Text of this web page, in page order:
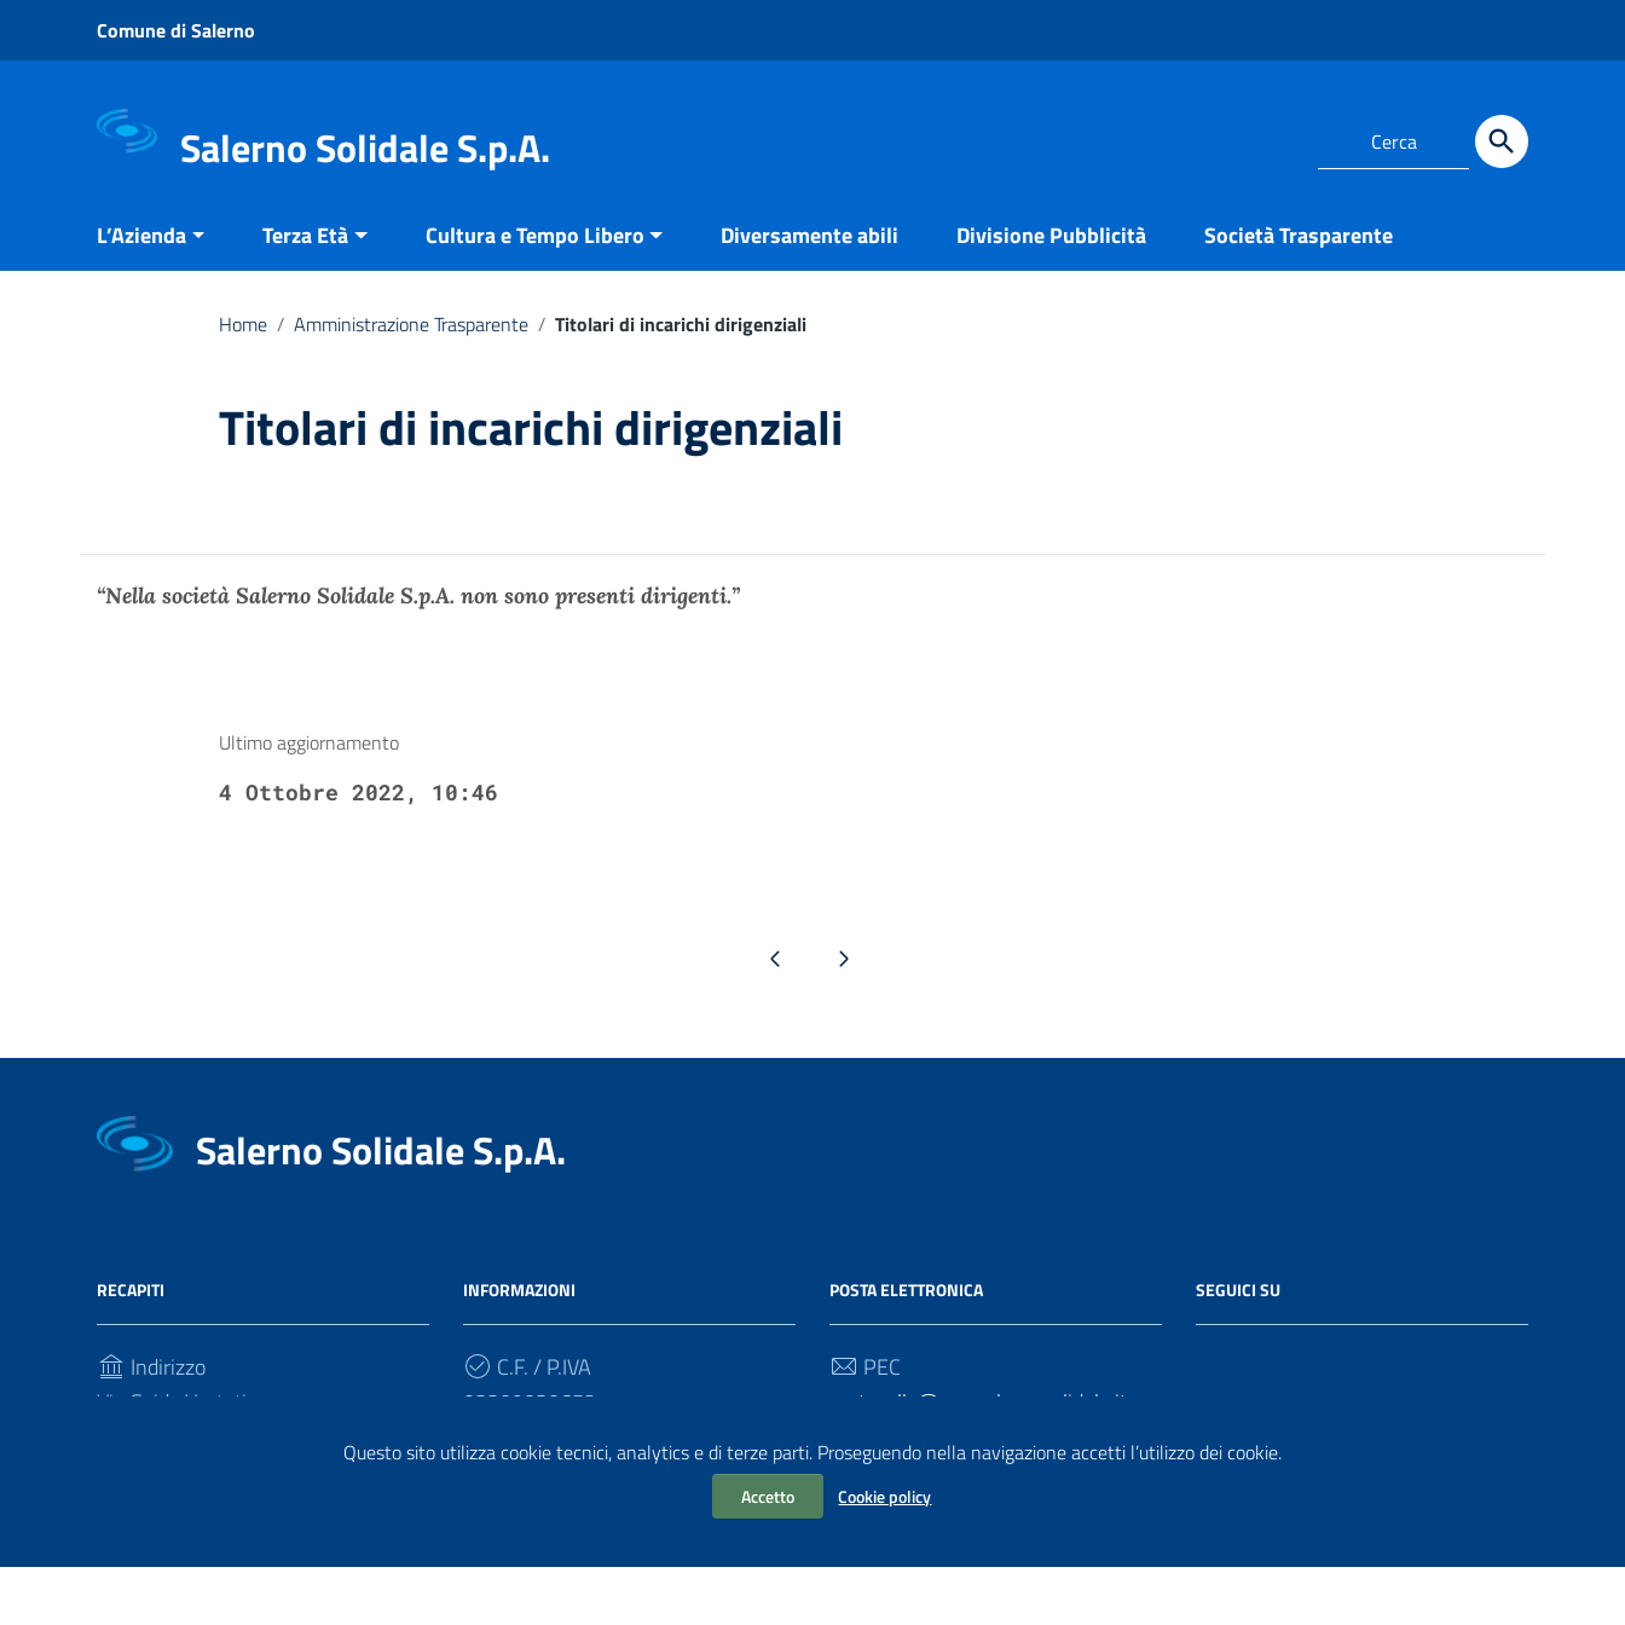
Questo sito utilizza cookie tecnici, analytics e di terze parti. Proseguendo nella navigazione accetti l’utilizzo dei cookie.
Accetto Cookie policy
Vai ai contenuti
Vai al menu di navigazione
Comune di Salerno
Salerno Solidale S.p.A.
L’Azienda Terza Età Cultura e Tempo Libero Diversamente abili Divisione Pubblicità Società Trasparente
Home / Amministrazione Trasparente / Titolari di incarichi dirigenziali
Titolari di incarichi dirigenziali
“Nella società Salerno Solidale S.p.A. non sono presenti dirigenti.”
Ultimo aggiornamento
4 Ottobre 2022, 10:46
Pagina precedentePagina successiva
Salerno Solidale S.p.A.
RECAPITI
Indirizzo
Via Guido Vestuti
INFORMAZIONI
C.F. / P.IVA
03309030652
Cod. Univoco
POSTA ELETTRONICA
PEC
protocollo@pec.salernosolidale.it
Email
info@salernosolidale.it
SEGUICI SU